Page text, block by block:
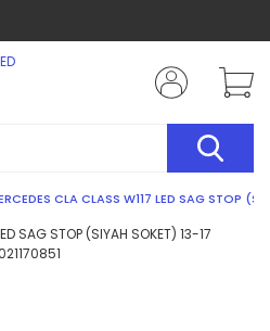
CLA CLASS W117 LED SAG STOP